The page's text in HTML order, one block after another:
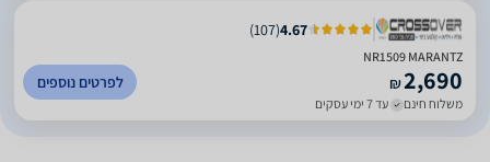
4.67
(
107
)
NR1509 MARANTZ
₪2,690
משלוח חינם עד 7 ימי עסקים
לפרטים נוספים